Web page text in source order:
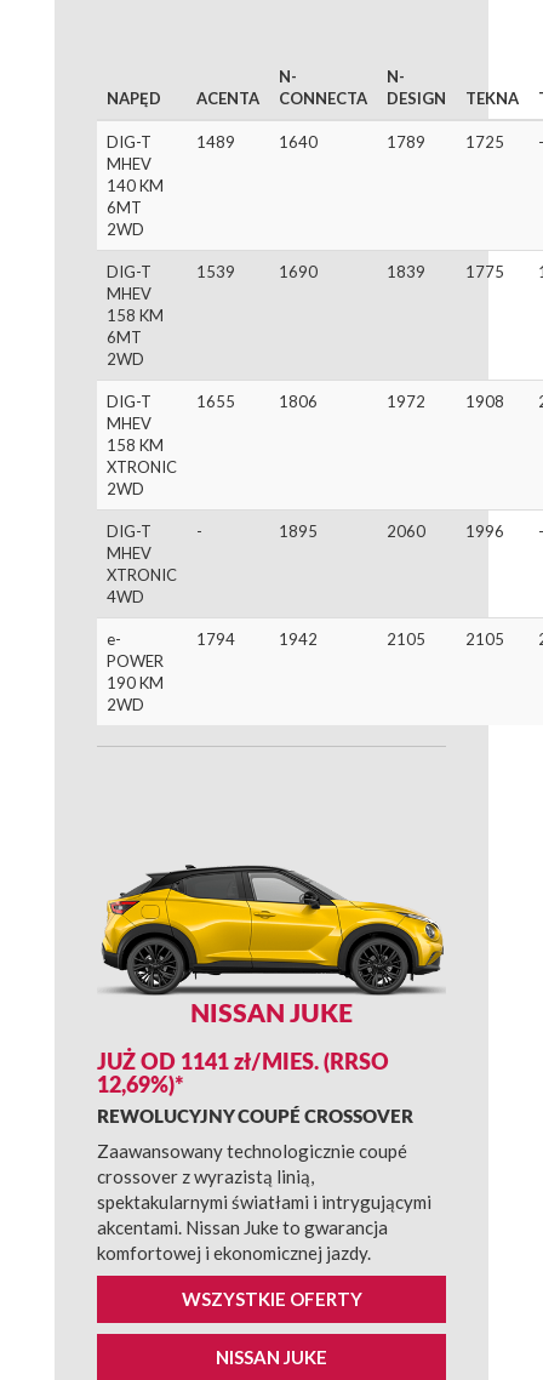
NAPĘD ACENTA
N-
CONNECTA
N-
DESIGN
TEKNA
DIG-T
MHEV
140 KM
6MT
2WD
1489 1640 1789 1725
DIG-T
MHEV
158 KM
6MT
2WD
1539 1690 1839 1775
DIG-T
MHEV
158 KM
XTRONIC
2WD
1655 1806 1972 1908
DIG-T
MHEV
XTRONIC
4WD
- 1895 2060 1996 -
e-
POWER
190 KM
2WD
1794 1942 2105 2105
NISSAN JUKE
JUŻ OD 1141 zł/MIES. (RRSO
12,69%)*
REWOLUCYJNY COUPÉ CROSSOVER
Zaawansowany technologicznie coupé
crossover z wyrazistą linią,
spektakularnymi światłami i intrygującymi
akcentami. Nissan Juke to gwarancja
komfortowej i ekonomicznej jazdy.
WSZYSTKIE OFERTY
NISSAN JUKE